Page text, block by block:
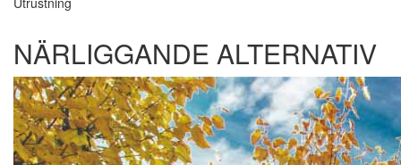
NÄRLIGGANDE ALTERNATIV